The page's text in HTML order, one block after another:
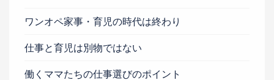
ワンオペ家事・育児の時代は終わり
仕事と育児は別物ではない
働くママたちの仕事選びのポイント